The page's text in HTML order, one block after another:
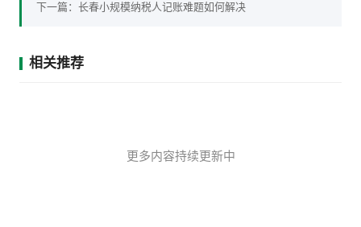
下一篇： 长春小规模纳税人记账难题如何解决
相关推荐
更多内容持续更新中